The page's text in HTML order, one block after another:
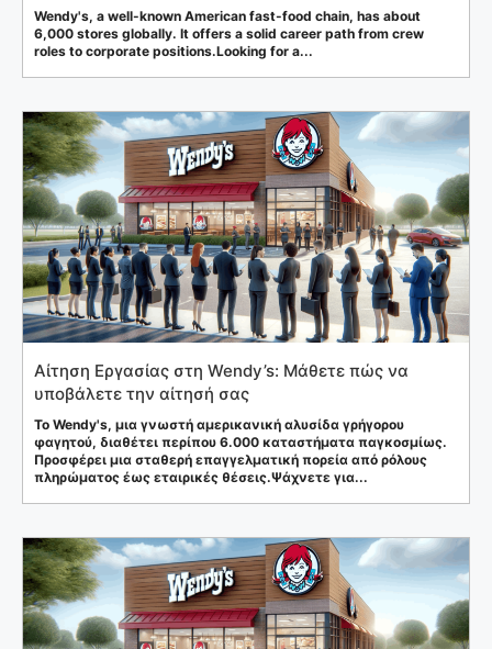
Wendy's, a well-known American fast-food chain, has about
6,000 stores globally. It offers a solid career path from crew
roles to corporate positions.Looking for a...
Αίτηση Εργασίας στη Wendy’s: Μάθετε πώς να
υποβάλετε την αίτησή σας
Το Wendy's, μια γνωστή αμερικανική αλυσίδα γρήγορου
φαγητού, διαθέτει περίπου 6.000 καταστήματα παγκοσμίως.
Προσφέρει μια σταθερή επαγγελματική πορεία από ρόλους
πληρώματος έως εταιρικές θέσεις.Ψάχνετε για...